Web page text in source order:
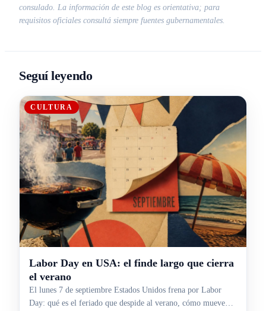
consulado. La información de este blog es orientativa; para
requisitos oficiales consultá siempre fuentes gubernamentales.
Seguí leyendo
CULTURA
Labor Day en USA: el finde largo que cierra
el verano
El lunes 7 de septiembre Estados Unidos frena por Labor
Day: qué es el feriado que despide al verano, cómo mueve